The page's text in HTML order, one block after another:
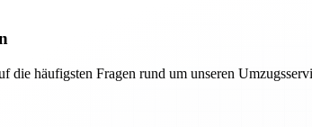
die häufigsten Fragen rund um unseren